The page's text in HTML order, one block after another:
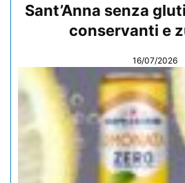
Sant’Anna senza
conservanti e
16/07/2026